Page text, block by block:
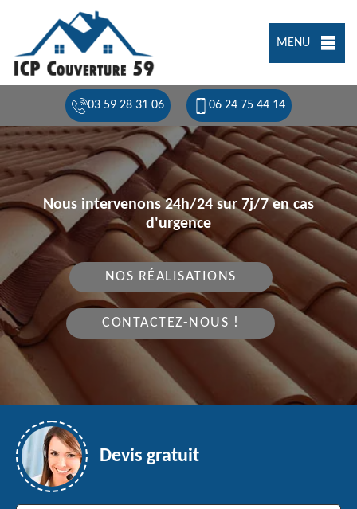
MENU
03 59 28 31 06 06 24 75 44 14
Nous intervenons 24h/24 sur 7j/7 en cas
d'urgence
NOS RÉALISATIONS
CONTACTEZ-NOUS !
Devis gratuit